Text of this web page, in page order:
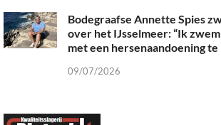
Bodegraafse Annette Spies
over het IJsselmeer: “Ik
met een hersenaandoening
09/07/2026